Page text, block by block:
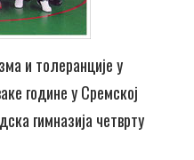
и толеранције у
године у Сремској
гимназија четврту